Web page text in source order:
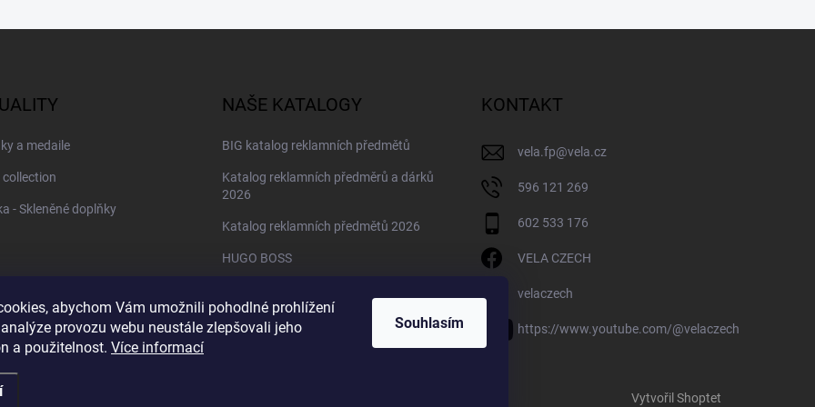
abychom Vám umožnili pohodlné prohlížení
provozu webu neustále zlepšovali jeho
a použitelnost. Více informací
Souhlasím
a medaile
- Skleněné doplňky
NAŠE KATALOGY
BIG katalog reklamních předmětů
Katalog reklamních předměrů a dárků
2026
Katalog reklamních předmětů 2026
HUGO BOSS
Christian Lacroix
KONTAKT
vela.fp@vela.cz
596 121 269
602 533 176
VELA CZECH
velaczech
https://www.youtube.com/@velaczech
Vytvořil Shoptet